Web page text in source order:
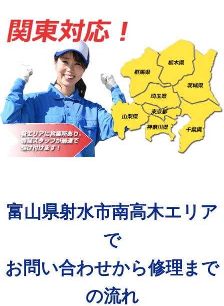
給水管工事※（塩ビ管（VP・HI）使
用/3ｍまで)
給水管工事※（塩ビ管（VP・HI）使
用（追加）/3ｍ超え)
+8,800円
給水管工事※（ライニング鋼管・銅
管・ポリ管・HT管使用/3ｍまで)
44,000円
給水管工事※（ライニング鋼管・銅
管・ポリ管・HT管使用/3ｍ超え)
+8,800円
マス交換（土の掘削・埋め戻し作業）
コンクリート斫り（厚さ10㎝まで） 27,500円
コンクリート斫り（厚さ10㎝超え）
モルタル補修（厚さ10㎝超え） 38,500円
富山県射水市南高木エリア
で
お問い合わせから修理まで
の流れ